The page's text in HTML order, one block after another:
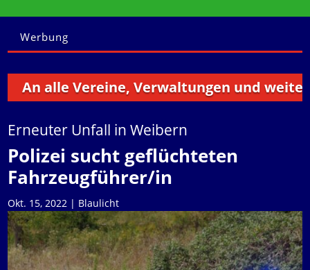
Werbung
alle Vereine, Verwaltungen und weitere
Erneuter Unfall in Weibern
Polizei sucht geflüchteten
Fahrzeugführer/in
Okt. 15, 2022 | Blaulicht